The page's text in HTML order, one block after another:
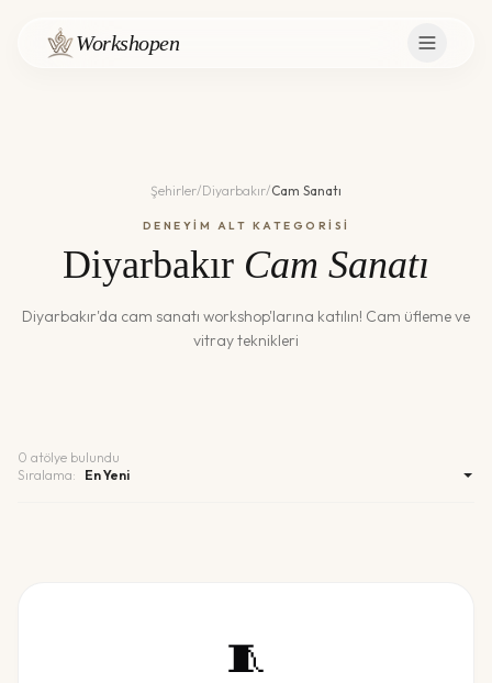
Workshopen
Şehirler/Diyarbakır/Cam Sanatı
DENEYİM ALT KATEGORİSİ
Diyarbakır Cam Sanatı
Diyarbakır'da cam sanatı workshop'larına katılın! Cam üfleme ve
vitray teknikleri
0 atölye bulundu
Sıralama:
🧵